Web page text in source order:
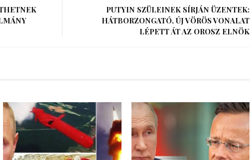
PUTYIN SZÜLEINEK SÍRJÁN ÜZENTEK:
HÁTBORZONGATÓ, ÚJ VÖRÖS VONALAT
LÉPETT ÁT AZ OROSZ ELNÖK